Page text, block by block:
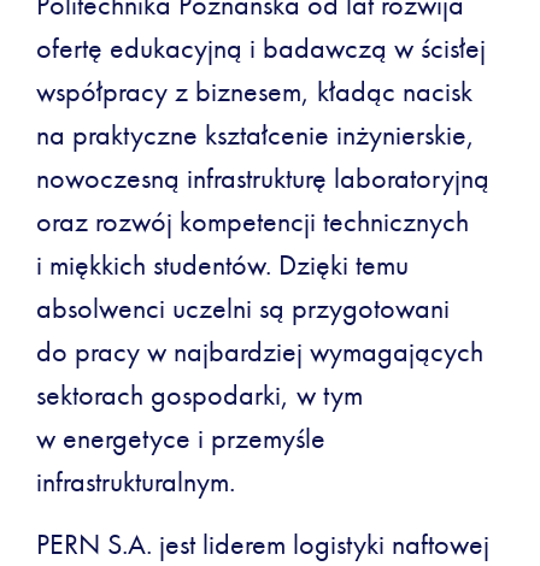
ofertę edukacyjną i badawczą w ścisłej
współpracy z biznesem, kładąc nacisk
na praktyczne kształcenie inżynierskie,
nowoczesną infrastrukturę laboratoryjną
oraz rozwój kompetencji technicznych
i miękkich studentów. Dzięki temu
absolwenci uczelni są przygotowani
do pracy w najbardziej wymagających
sektorach gospodarki, w tym
w energetyce i przemyśle
infrastrukturalnym.
PERN S.A. jest liderem logistyki naftowej